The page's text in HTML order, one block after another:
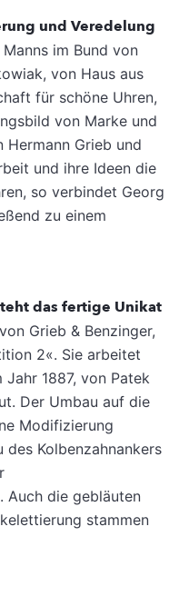
und Veredelung
im Bund von
von Haus aus
für schöne Uhren,
von Marke und
Grieb und
und ihre Ideen die
so verbindet Georg
zu einem
das fertige Unikat
Grieb & Benzinger,
2«. Sie arbeitet
1887, von Patek
Der Umbau auf die
Modifizierung
des Kolbenzahnankers
Auch die gebläuten
stammen